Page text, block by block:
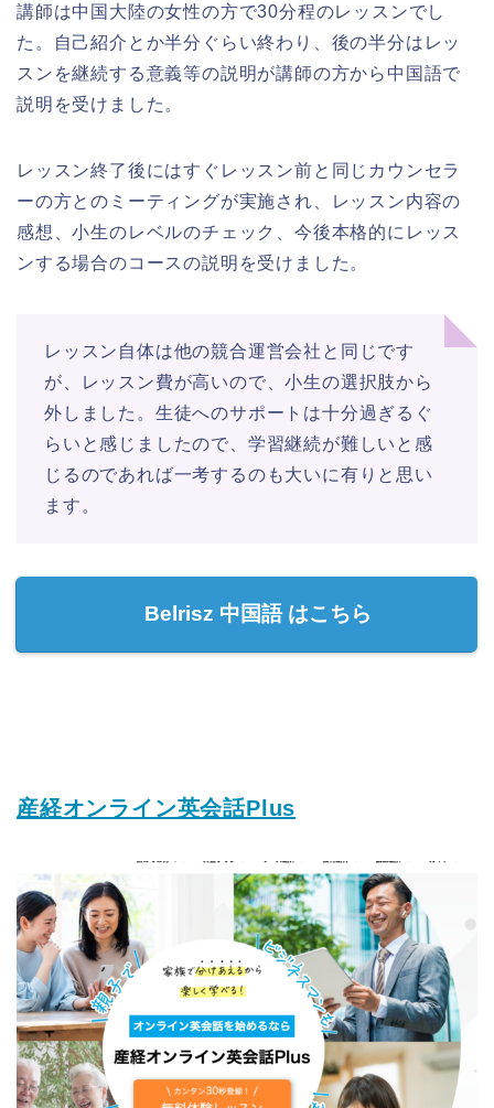
講師は中国大陸の女性の方で30分程のレッスンでし
た。自己紹介とか半分ぐらい終わり、後の半分はレッ
スンを継続する意義等の説明が講師の方から中国語で
説明を受けました。
レッスン終了後にはすぐレッスン前と同じカウンセラ
ーの方とのミーティングが実施され、レッスン内容の
感想、小生のレベルのチェック、今後本格的にレッス
ンする場合のコースの説明を受けました。
レッスン自体は他の競合運営会社と同じです
が、レッスン費が高いので、小生の選択肢から
外しました。生徒へのサポートは十分過ぎるぐ
らいと感じましたので、学習継続が難しいと感
じるのであれば一考するのも大いに有りと思い
ます。
Belrisz 中国語 はこちら
産経オンライン英会話Plus